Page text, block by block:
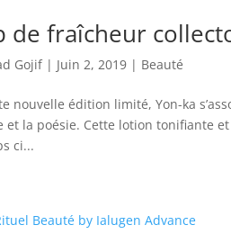
de fraîcheur
Gojif| Juin 2, 2019 | Beauté
nouvelle édition limité, Yon-ka
et la poésie. Cette lotion tonifiante
ci...